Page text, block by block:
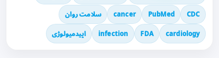
CDC
PubMed
cancer سلامت روان
cardiology
FDA
infection اپیدمیولوژی